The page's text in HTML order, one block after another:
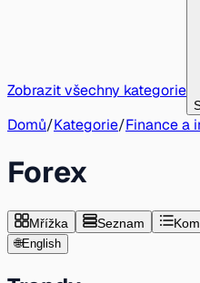
Zobrazit všechny kategorie
Domů/Kategorie/Finance a
Forex
Mřížka Seznam
🌐English